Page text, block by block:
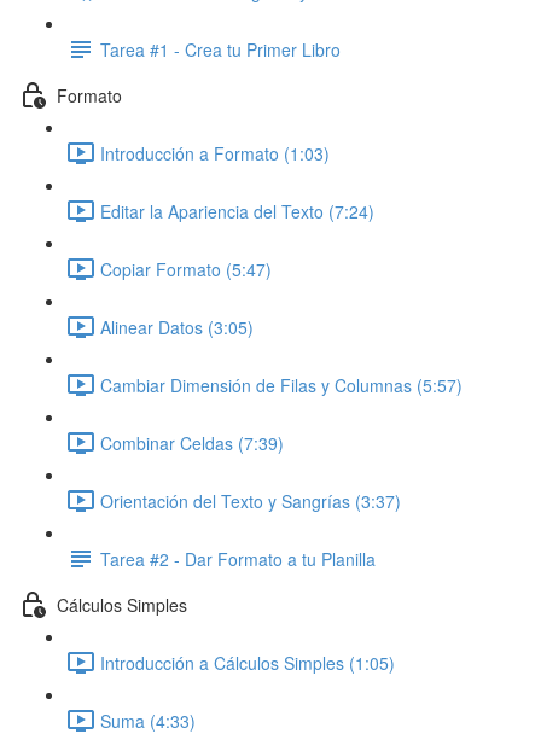
Tarea #1 - Crea tu Primer Libro
Formato
Introducción a Formato (1:03)
Editar la Apariencia del Texto (7:24)
Copiar Formato (5:47)
Alinear Datos (3:05)
Cambiar Dimensión de Filas y Columnas (5:57)
Combinar Celdas (7:39)
Orientación del Texto y Sangrías (3:37)
Tarea #2 - Dar Formato a tu Planilla
Cálculos Simples
Introducción a Cálculos Simples (1:05)
Suma (4:33)